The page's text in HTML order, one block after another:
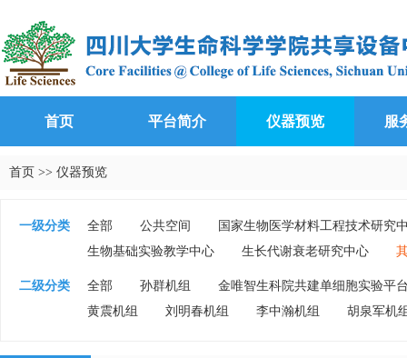
首页 平台简介 仪器预览 服
首页 >> 仪器预览
一级分类 全部 公共空间
国家生物医学材料工程技术研究
生物基础实验教学中心
生长代谢衰老研究中心
二级分类 全部 孙群机组
金唯智生科院共建单细胞实验平
黄震机组
刘明春机组 李中瀚机组 胡泉军机